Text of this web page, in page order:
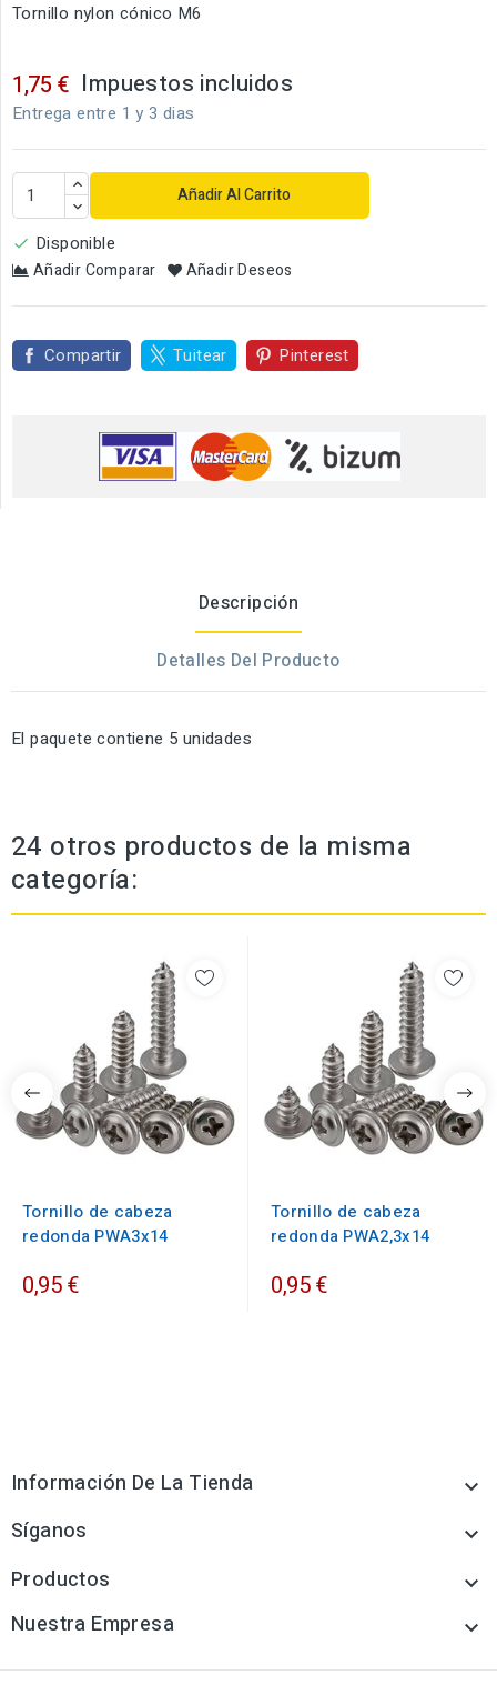
Tornillo nylon cónico M6
1,75 € Impuestos incluidos
Entrega entre 1 y 3 dias
Añadir Al Carrito
 Disponible
Añadir Comparar Añadir Deseos
Compartir Tuitear Pinterest
Descripción
Detalles Del Producto
El paquete contiene 5 unidades
24 otros productos de la misma
categoría:
Tornillo de cabeza
redonda PWA3x14
0,95 €
Tornillo de cabeza
redonda PWA2,3x14
0,95 €
Información De La Tienda 
Síganos 
Productos 
Nuestra Empresa 